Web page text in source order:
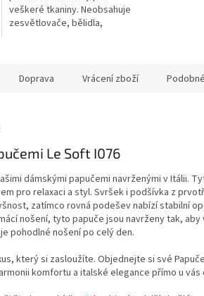
veškeré tkaniny. Neobsahuje
zesvětlovače, bělidla,
Doprava Vrácení zboží
Le Soft I076
dámskými papučemi navrženými v Itálii.
pro relaxaci a styl. Svršek i podšívka z
zatímco rovná podešev nabízí stabilní
nošení, tyto papuče jsou navrženy tak,
pohodlné nošení po celý den.
který si zasloužíte. Objednejte si své
komfortu a italské elegance přímo u vás